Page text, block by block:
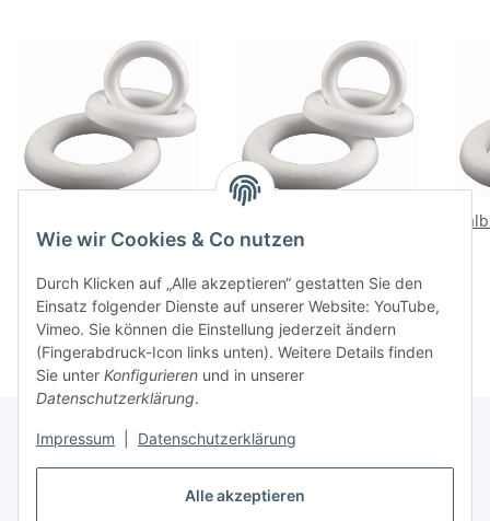
Alle akzeptieren
Wie wir Cookies & Co nutzen
Durch Klicken auf „Alle akzeptieren“ gestatten Sie den
Einsatz folgender Dienste auf unserer Website: YouTube,
Vimeo. Sie können die Einstellung jederzeit ändern
(Fingerabdruck-Icon links unten). Weitere Details finden
Sie unter Konfigurieren und in unserer
Datenschutzerklärung.
Impressum Datenschutzerklärung
Römer
Römer